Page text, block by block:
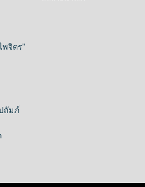
จิตร”
ถัมภ์